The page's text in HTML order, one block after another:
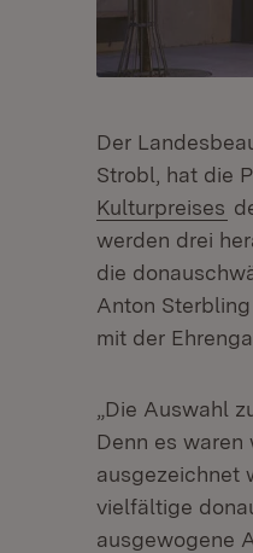
Der
Strobl, hat die
Kulturpreises
werden drei
die
Anton
mit der
„Die Auswahl
Denn es waren
ausgezeichnet
vielfältige
ausgewogene